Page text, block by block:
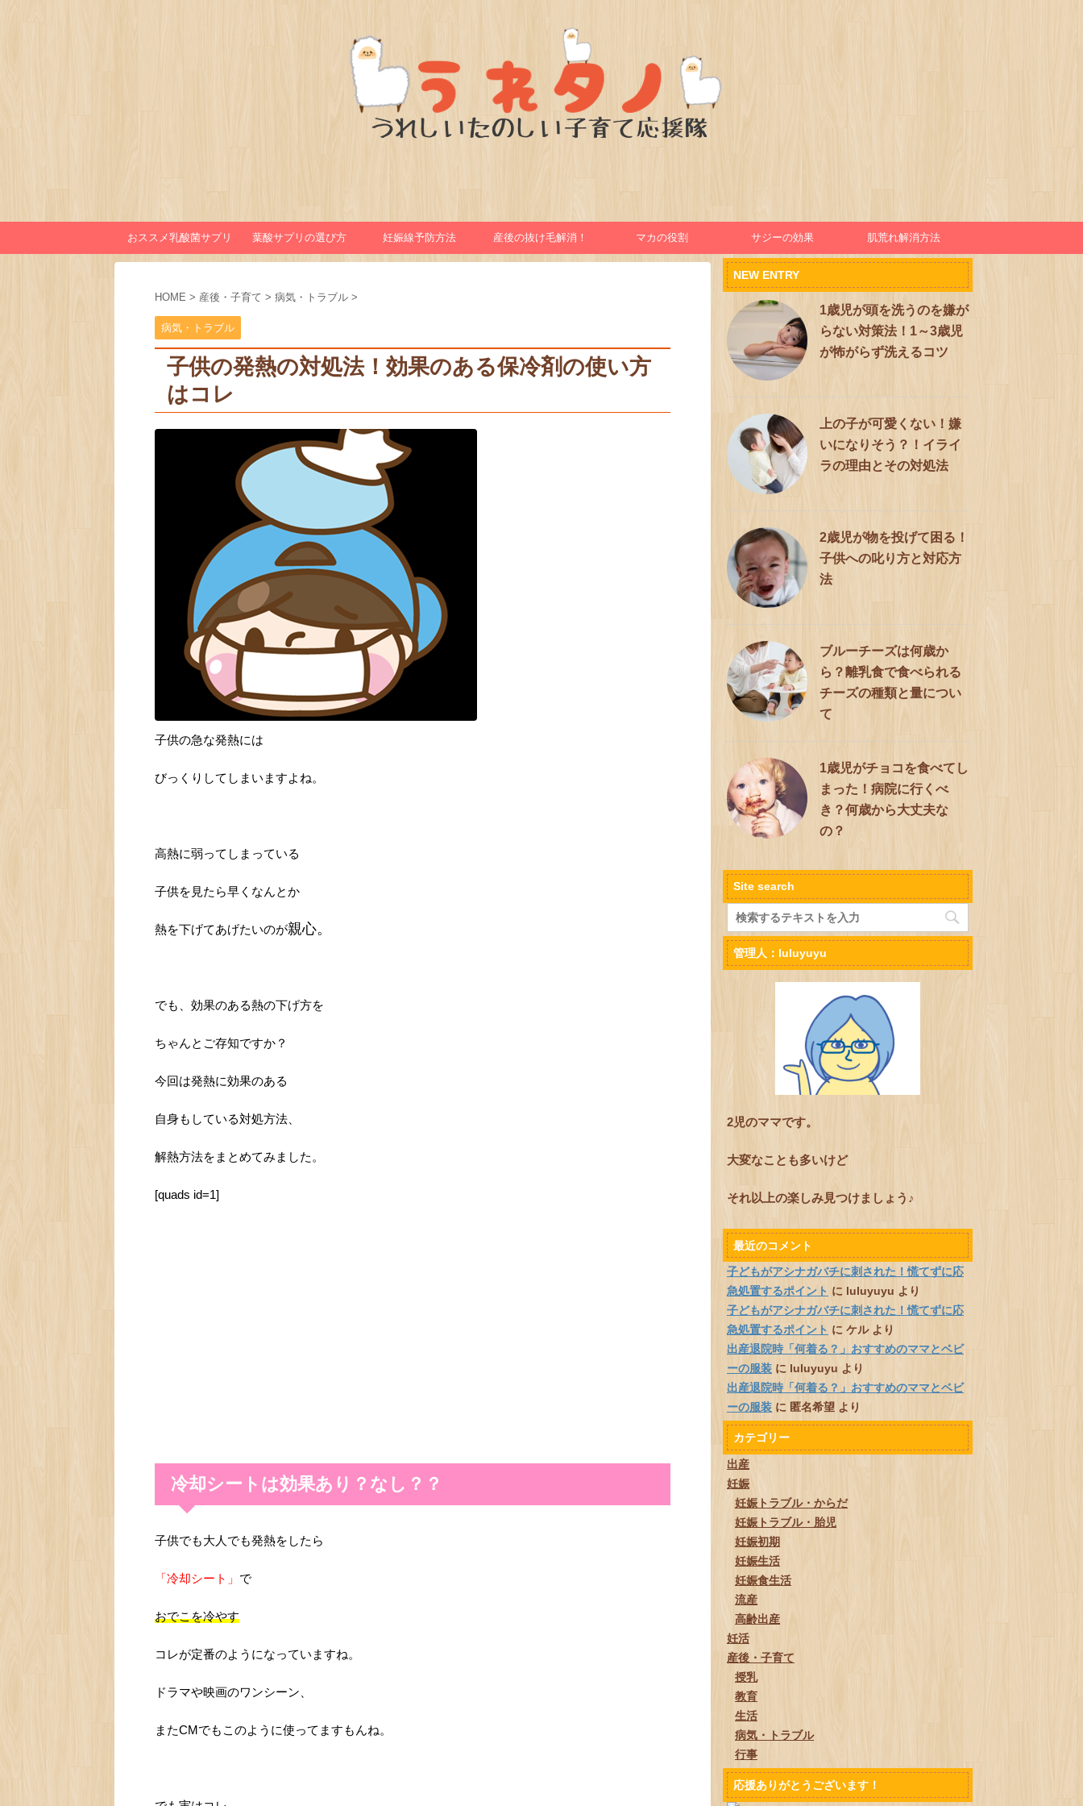
おススメ乳酸菌サプリ 葉酸サプリの選び方 妊娠線予防方法 産後の抜け毛解消！ マカの役割 サジーの効果 肌荒れ解消方法
HOME > 産後・子育て > 病気・トラブル >
病気・トラブル
子供の発熱の対処法！効果のある保冷剤の使い方
はコレ
子供の急な発熱には
びっくりしてしまいますよね。
高熱に弱ってしまっている
子供を見たら早くなんとか
熱を下げてあげたいのが親心。
でも、効果のある熱の下げ方を
ちゃんとご存知ですか？
今回は発熱に効果のある
自身もしている対処方法、
解熱方法をまとめてみました。
[quads id=1]
冷却シートは効果あり？なし？？
子供でも大人でも発熱をしたら
「冷却シート」 で
おでこを冷やす
コレが定番のようになっていますね。
ドラマや映画のワンシーン、
またCMでもこのように使ってますもんね。
NEW ENTRY
1歳児が頭を洗うのを嫌が
らない対策法！1～3歳児
が怖がらず洗えるコツ
上の子が可愛くない！嫌
いになりそう？！イライ
ラの理由とその対処法
2歳児が物を投げて困る！
子供への叱り方と対応方
法
ブルーチーズは何歳か
ら？離乳食で食べられる
チーズの種類と量につい
て
1歳児がチョコを食べてし
まった！病院に行くべ
き？何歳から大丈夫な
の？
Site search
管理人：luluyuyu
2児のママです。
大変なことも多いけど
それ以上の楽しみ見つけましょう♪
最近のコメント
子どもがアシナガバチに刺された！慌てずに応
急処置するポイント に luluyuyu より
子どもがアシナガバチに刺された！慌てずに応
急処置するポイント に ケルより
出産退院時「何着る？」おすすめのママとベビ
ーの服装 に luluyuyu より
出産退院時「何着る？」おすすめのママとベビ
ーの服装 に 匿名希望 より
カテゴリー
出産
妊娠
妊娠トラブル・からだ
妊娠トラブル・胎児
妊娠初期
妊娠生活
妊娠食生活
流産
高齢出産
妊活
産後・子育て
授乳
教育
生活
病気・トラブル
行事
応援ありがとうございます！